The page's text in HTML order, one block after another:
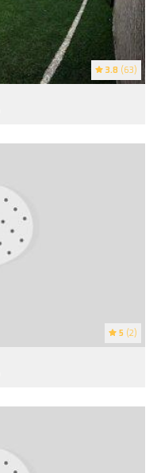
3.8 (63)
5 (2)